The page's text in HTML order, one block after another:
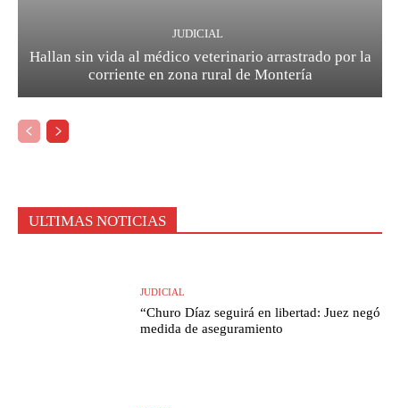
JUDICIAL
Hallan sin vida al médico veterinario arrastrado por la
corriente en zona rural de Montería
ULTIMAS NOTICIAS
JUDICIAL
“Churo Díaz seguirá en libertad: Juez negó
medida de aseguramiento